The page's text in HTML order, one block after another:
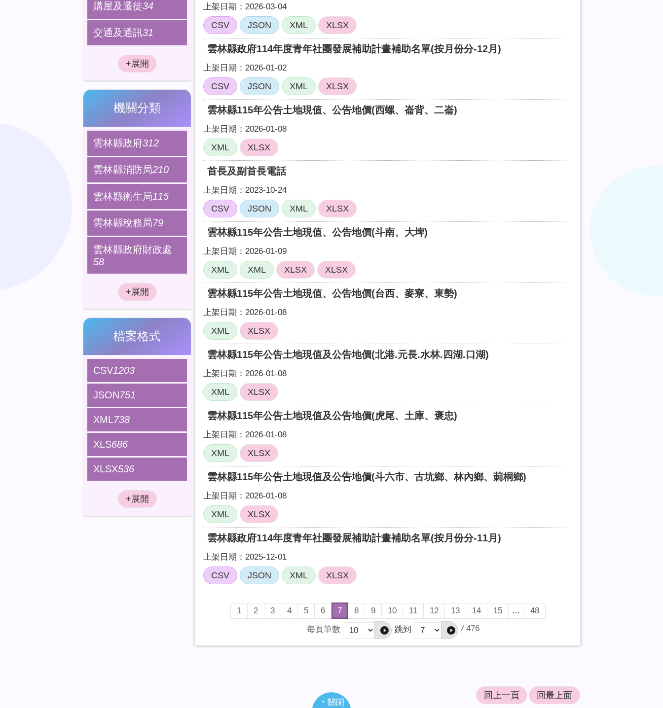
購屋及遷徙34
交通及通訊31
機關分類
雲林縣政府312
雲林縣消防局210
雲林縣衛生局115
雲林縣稅務局79
雲林縣政府財政處
58
檔案格式
CSV1203
JSON751
XML738
XLS686
XLSX536
上架日期：2026-03-04
CSV JSON XML XLSX
雲林縣政府114年度青年社團發展補助計畫補助名單(按月份分-12月)
上架日期：2026-01-02
CSV JSON XML XLSX
雲林縣115年公告土地現值、公告地價(西螺、崙背、二崙)
上架日期：2026-01-08
XML XLSX
首長及副首長電話
上架日期：2023-10-24
CSV JSON XML XLSX
雲林縣115年公告土地現值、公告地價(斗南、大埤)
上架日期：2026-01-09
XML XML XLSX XLSX
雲林縣115年公告土地現值、公告地價(台西、麥寮、東勢)
上架日期：2026-01-08
XML XLSX
雲林縣115年公告土地現值及公告地價(北港.元長.水林.四湖.口湖)
上架日期：2026-01-08
XML XLSX
雲林縣115年公告土地現值及公告地價(虎尾、土庫、褒忠)
上架日期：2026-01-08
XML XLSX
雲林縣115年公告土地現值及公告地價(斗六市、古坑鄉、林內鄉、莿桐鄉)
上架日期：2026-01-08
XML XLSX
雲林縣政府114年度青年社團發展補助計畫補助名單(按月份分-11月)
上架日期：2025-12-01
CSV JSON XML XLSX
1 2 3 4 5 6 7 8 9 10 11 12 13 14 15 ... 48
每頁筆數 跳到 / 476
回上一頁 回最上面
關閉